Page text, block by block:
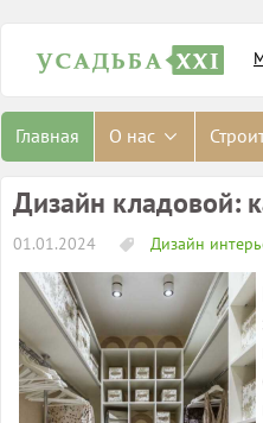
Главная О нас
Дизайн кладовой:
01.01.2024 Дизайн